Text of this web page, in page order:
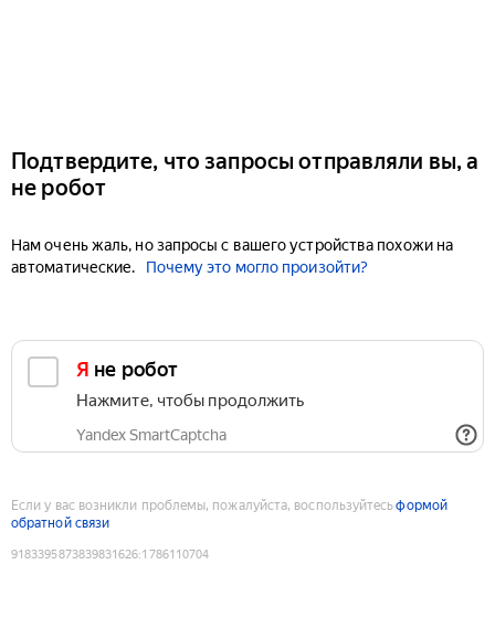
Подтвердите, что запросы отправляли вы, а
не робот
Нам очень жаль, но запросы с вашего устройства похожи на
автоматические.
Почему это могло произойти?
Я не робот
Нажмите, чтобы продолжить
Yandex SmartCaptcha
Если у вас возникли проблемы, пожалуйста, воспользуйтесьформой
обратной связи
9183395873839831626:1786110704